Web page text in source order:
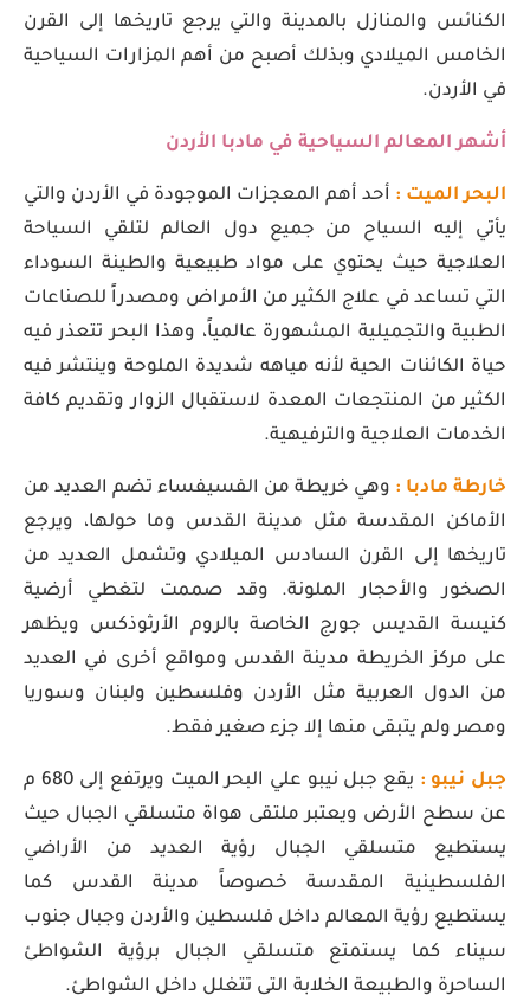
الكنائس والمنازل بالمدينة والتي يرجع تاريخها إلى القرن
الخامس الميلادي وبذلك أصبح من أهم المزارات السياحية
في الأردن.
أشهر المعالم السياحية في مادبا الأردن
البحر الميت : أحد أهم المعجزات الموجودة في الأردن والتي
يأتي إليه السياح من جميع دول العالم لتلقي السياحة
العلاجية حيث يحتوي على مواد طبيعية والطينة السوداء
التي تساعد في علاج الكثير من الأمراض ومصدراً للصناعات
الطبية والتجميلية المشهورة عالمياً، وهذا البحر تتعذر فيه
حياة الكائنات الحية لأنه مياهه شديدة الملوحة وينتشر فيه
الكثير من المنتجعات المعدة لاستقبال الزوار وتقديم كافة
الخدمات العلاجية والترفيهية.
خارطة مادبا : وهي خريطة من الفسيفساء تضم العديد من
الأماكن المقدسة مثل مدينة القدس وما حولها، ويرجع
تاريخها إلى القرن السادس الميلادي وتشمل العديد من
الصخور والأحجار الملونة. وقد صممت لتغطي أرضية
كنيسة القديس جورج الخاصة بالروم الأرثوذكس ويظهر
على مركز الخريطة مدينة القدس ومواقع أخرى في العديد
من الدول العربية مثل الأردن وفلسطين ولبنان وسوريا
ومصر ولم يتبقى منها إلا جزء صغير فقط.
جبل نيبو :
يقع جبل نيبو علي البحر الميت ويرتفع إلى 680 م
عن سطح الأرض ويعتبر ملتقى هواة متسلقي الجبال حيث
يستطيع متسلقي الجبال رؤية العديد من الأراضي
الفلسطينية المقدسة خصوصاً مدينة القدس كما
يستطيع رؤية المعالم داخل فلسطين والأردن وجبال جنوب
سيناء كما يستمتع متسلقي الجبال برؤية الشواطئ
الساحرة والطبيعة الخلابة التي تتغلل داخل الشواطئ.